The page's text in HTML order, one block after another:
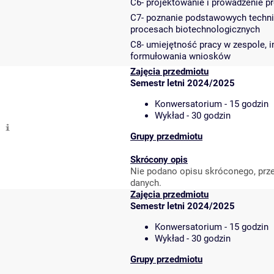
C6- projektowanie i prowadzenie
C7- poznanie podstawowych
procesach biotechnologicznych
C8- umiejętność pracy w zespole,
formułowania wniosków
Zajęcia przedmiotu
Semestr letni 2024/2025
Konwersatorium - 15 godzin
Wykład - 30 godzin
Grupy przedmiotu
Skrócony opis
Nie podano opisu skróconego,
danych.
Zajęcia przedmiotu
Semestr letni 2024/2025
Konwersatorium - 15 godzin
Wykład - 30 godzin
Grupy przedmiotu